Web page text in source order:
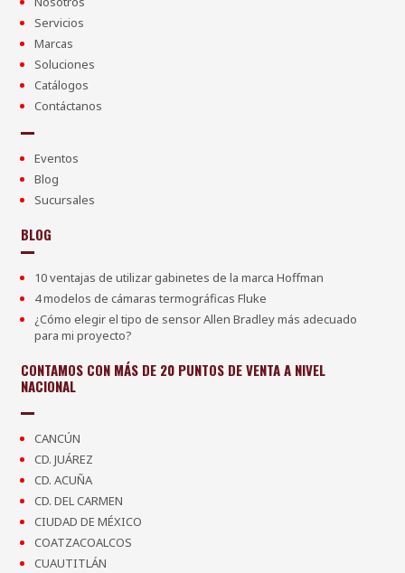
Servicios
Marcas
Soluciones
Catálogos
Contáctanos
Eventos
Blog
Sucursales
BLOG
10 ventajas de utilizar gabinetes de la marca Hoffman
4 modelos de cámaras termográficas Fluke
¿Cómo elegir el tipo de sensor Allen Bradley más adecuado
para mi proyecto?
CONTAMOS CON MÁS DE 20 PUNTOS DE VENTA A NIVEL
NACIONAL
CANCÚN
CD. JUÁREZ
CD. ACUÑA
CD. DEL CARMEN
CIUDAD DE MÉXICO
COATZACOALCOS
CUAUTITLÁN